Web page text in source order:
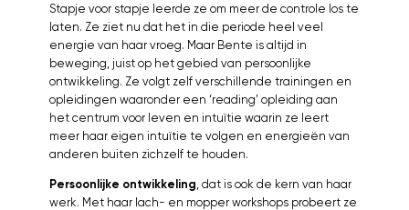
Stapje voor stapje leerde ze om meer de controle los te
laten. Ze ziet nu dat het in die periode heel veel
energie van haar vroeg. Maar Bente is altijd in
beweging, juist op het gebied van persoonlijke
ontwikkeling. Ze volgt zelf verschillende trainingen en
opleidingen waaronder een ‘reading’ opleiding aan
het centrum voor leven en intuïtie waarin ze leert
meer haar eigen intuïtie te volgen en energieën van
anderen buiten zichzelf te houden.
Persoonlijke ontwikkeling , dat is ook de kern van haar
werk. Met haar lach- en mopper workshops probeert ze